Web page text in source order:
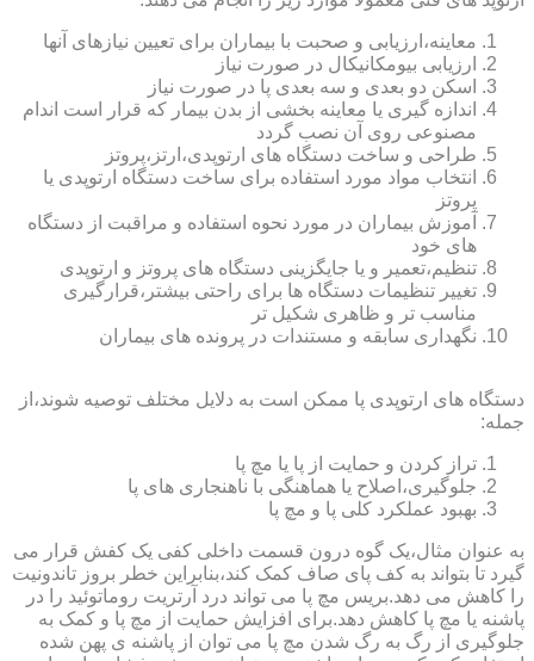
معاینه،ارزیابی و صحبت با بیماران برای تعیین نیازهای آنها
ارزیابی بیومکانیکال در صورت نیاز
اسکن دو بعدی و سه بعدی پا در صورت نیاز
اندازه گیری یا معاینه بخشی از بدن بیمار که قرار است اندام
مصنوعی روی آن نصب گردد
طراحی و ساخت دستگاه های ارتوپدی،ارتز،پروتز
انتخاب مواد مورد استفاده برای ساخت دستگاه ارتوپدی یا
پروتز
آموزش بیماران در مورد نحوه استفاده و مراقبت از دستگاه
های خود
تنظیم،تعمیر و یا جایگزینی دستگاه های پروتز و ارتوپدی
تغییر تنظیمات دستگاه ها برای راحتی بیشتر،قرارگیری
مناسب تر و ظاهری شکیل تر
نگهداری سابقه و مستندات در پرونده های بیماران
دستگاه های ارتوپدی پا ممکن است به دلایل مختلف توصیه شوند،از
جمله:
تراز کردن و حمایت از پا یا مچ پا
جلوگیری،اصلاح یا هماهنگی با ناهنجاری های پا
بهبود عملکرد کلی پا و مچ پا
به عنوان مثال،یک گوه درون قسمت داخلی کفی یک کفش قرار می
گیرد تا بتواند به کف پای صاف کمک کند،بنابراین خطر بروز تاندونیت
را کاهش می دهد.بریس مچ پا می تواند درد آرتریت روماتوئید را در
پاشنه یا مچ پا کاهش دهد.برای افزایش حمایت از مچ پا و کمک به
جلوگیری از رگ به رگ شدن مچ پا می توان از پاشنه ی پهن شده